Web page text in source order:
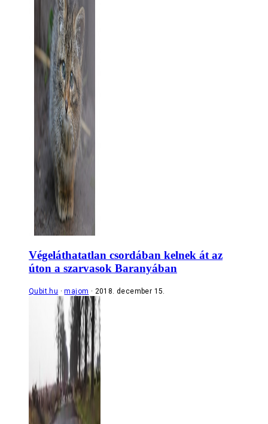
Végeláthatatlan csordában kelnek át az
úton a szarvasok Baranyában
Qubit.hu majom 2018. december 15.